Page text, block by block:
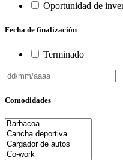
Oportunidad de
Fecha de finalización
Terminado
Comodidades